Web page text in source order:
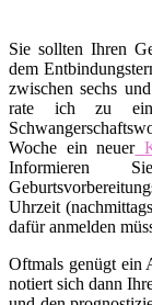
Sie sollten Ihren
dem
zwischen sechs
rate ich zu
Woche ein neuer
Informieren
Uhrzeit
dafür anmelden
Oftmals genügt ein
notiert sich dann